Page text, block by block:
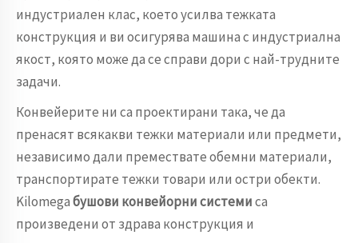
индустриален клас, което усилва тежката
конструкция и ви осигурява машина с индустриална
якост, която може да се справи дори с най-трудните
задачи.
Конвейерите ни са проектирани така, че да
пренасят всякакви тежки материали или предмети,
независимо дали премествате обемни материали,
транспортирате тежки товари или остри обекти.
Kilomegaбушови конвейорни системиса
произведени от здрава конструкция и